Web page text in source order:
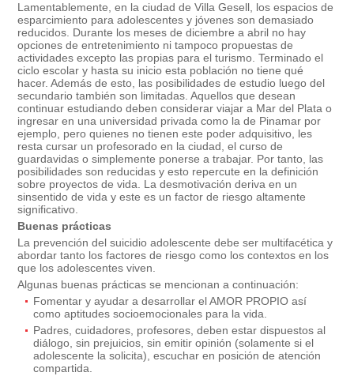
Lamentablemente, en la ciudad de Villa Gesell, los espacios de
esparcimiento para adolescentes y jóvenes son demasiado
reducidos. Durante los meses de diciembre a abril no hay
opciones de entretenimiento ni tampoco propuestas de
actividades excepto las propias para el turismo. Terminado el
ciclo escolar y hasta su inicio esta población no tiene qué
hacer. Además de esto, las posibilidades de estudio luego del
secundario también son limitadas. Aquellos que desean
continuar estudiando deben considerar viajar a Mar del Plata o
ingresar en una universidad privada como la de Pinamar por
ejemplo, pero quienes no tienen este poder adquisitivo, les
resta cursar un profesorado en la ciudad, el curso de
guardavidas o simplemente ponerse a trabajar. Por tanto, las
posibilidades son reducidas y esto repercute en la definición
sobre proyectos de vida. La desmotivación deriva en un
sinsentido de vida y este es un factor de riesgo altamente
significativo.
Buenas prácticas
La prevención del suicidio adolescente debe ser multifacética y
abordar tanto los factores de riesgo como los contextos en los
que los adolescentes viven.
Algunas buenas prácticas se mencionan a continuación:
Fomentar y ayudar a desarrollar el AMOR PROPIO así
como aptitudes socioemocionales para la vida.
Padres, cuidadores, profesores, deben estar dispuestos al
diálogo, sin prejuicios, sin emitir opinión (solamente si el
adolescente la solicita), escuchar en posición de atención
compartida.